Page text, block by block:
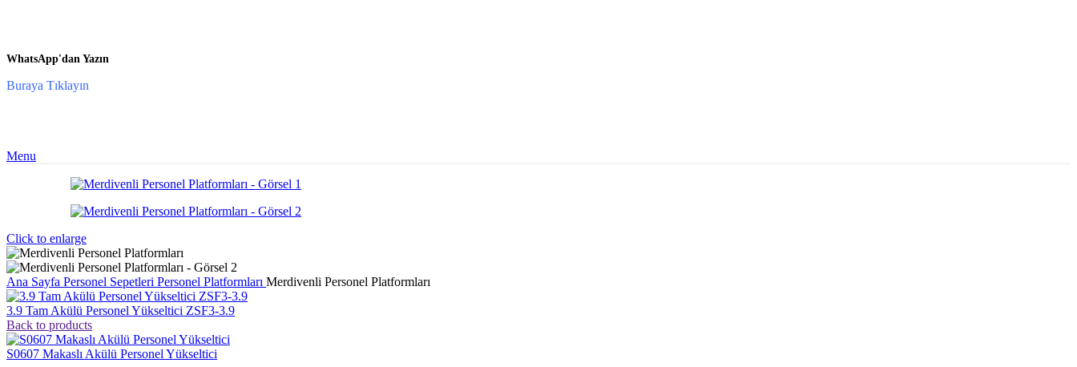
WhatsApp'dan Yazın
Buraya Tıklayın
Menu
Click to enlarge
Ana Sayfa Personel Sepetleri Personel Platformları Merdivenli Personel Platformları
3.9 Tam Akülü Personel Yükseltici ZSF3-3.9
Back to products
S0607 Makaslı Akülü Personel Yükseltici